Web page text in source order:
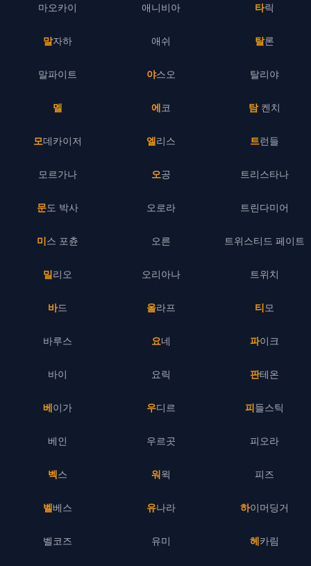
마오카이
말자하
말파이트
멜
모데카이저
모르가나
문도 박사
미스 포츈
밀리오
바드
바루스
바이
베이가
베인
벡스
벨베스
벨코즈
애니비아
애쉬
야스오
에코
엘리스
오공
오로라
오른
오리아나
올라프
요네
요릭
우디르
우르곳
워윅
유나라
유미
타릭
탈론
탈리야
탐 켄치
트런들
트리스타나
트린다미어
트위스티드 페이트
트위치
티모
파이크
판테온
피들스틱
피오라
피즈
하이머딩거
헤카림